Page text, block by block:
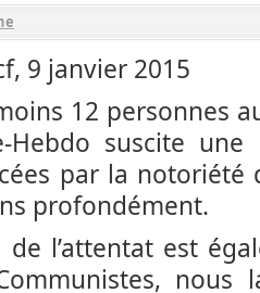
9 janvier 2015
moins 12 personnes
Hebdo suscite
par la notoriété
profondément.
l’attentat est
nous